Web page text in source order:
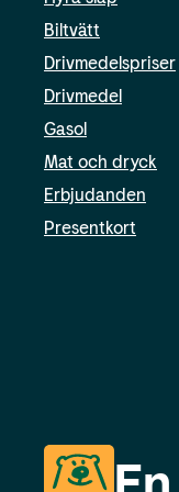
Biltvätt
Drivmedelspriser
Drivmedel
Gasol
Mat och dryck
Erbjudanden
Presentkort